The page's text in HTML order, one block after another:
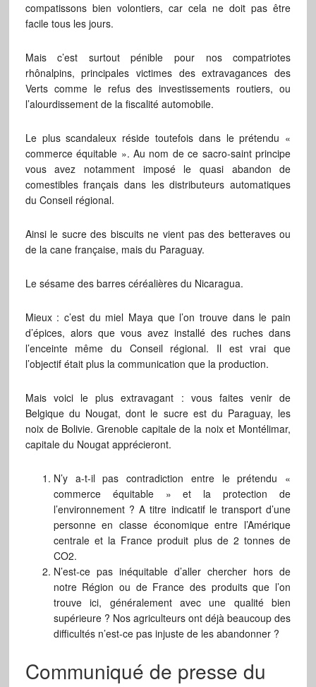
compatissons bien volontiers, car cela ne doit pas être
facile tous les jours.
Mais c’est surtout pénible pour nos compatriotes
rhônalpins, principales victimes des extravagances des
Verts comme le refus des investissements routiers, ou
l’alourdissement de la fiscalité automobile.
Le plus scandaleux réside toutefois dans le prétendu «
commerce équitable ». Au nom de ce sacro-saint principe
vous avez notamment imposé le quasi abandon de
comestibles français dans les distributeurs automatiques
du Conseil régional.
Ainsi le sucre des biscuits ne vient pas des betteraves ou
de la cane française, mais du Paraguay.
Le sésame des barres céréalières du Nicaragua.
Mieux : c’est du miel Maya que l’on trouve dans le pain
d’épices, alors que vous avez installé des ruches dans
l’enceinte même du Conseil régional. Il est vrai que
l’objectif était plus la communication que la production.
Mais voici le plus extravagant : vous faites venir de
Belgique du Nougat, dont le sucre est du Paraguay, les
noix de Bolivie. Grenoble capitale de la noix et Montélimar,
capitale du Nougat apprécieront.
N’y a-t-il pas contradiction entre le prétendu «
commerce équitable » et la protection de
l’environnement ? A titre indicatif le transport d’une
personne en classe économique entre l’Amérique
centrale et la France produit plus de 2 tonnes de
CO2.
N’est-ce pas inéquitable d’aller chercher hors de
notre Région ou de France des produits que l’on
trouve ici, généralement avec une qualité bien
supérieure ? Nos agriculteurs ont déjà beaucoup des
difficultés n’est-ce pas injuste de les abandonner ?
Communiqué de presse du